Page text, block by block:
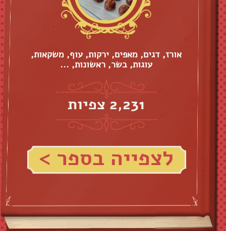
אורז, דגים, מאפים, ירקות, עוף, משקאות,
עוגות, בשר, ראשונות, ...
2,231 צפיות
לצפייה בספר >